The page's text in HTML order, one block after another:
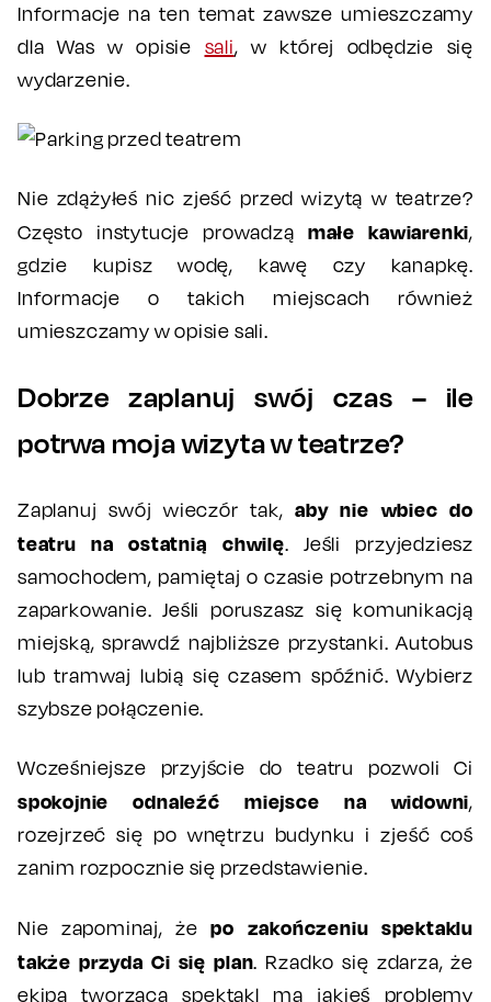
Informacje na ten temat zawsze umieszczamy
dla Was w opisie sali, w której odbędzie się
wydarzenie.
Nie zdążyłeś nic zjeść przed wizytą w teatrze?
Często instytucje prowadzą małe kawiarenki,
gdzie kupisz wodę, kawę czy kanapkę.
Informacje o takich miejscach również
umieszczamy w opisie sali.
Dobrze zaplanuj swój czas – ile
potrwa moja wizyta w teatrze?
Zaplanuj swój wieczór tak,aby nie wbiec do
teatru na ostatnią chwilę. Jeśli przyjedziesz
samochodem, pamiętaj o czasie potrzebnym na
zaparkowanie. Jeśli poruszasz się komunikacją
miejską, sprawdź najbliższe przystanki. Autobus
lub tramwaj lubią się czasem spóźnić. Wybierz
szybsze połączenie.
Wcześniejsze przyjście do teatru pozwoli Ci
spokojnie odnaleźć miejsce na widowni,
rozejrzeć się po wnętrzu budynku i zjeść coś
zanim rozpocznie się przedstawienie.
Nie zapominaj, żepo zakończeniu spektaklu
także przyda Ci się plan. Rzadko się zdarza, że
ekipa tworząca spektakl ma jakieś problemy